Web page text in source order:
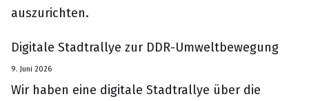
auszurichten.
Digitale Stadtrallye zur DDR-Umweltbewegung
9. Juni 2026
Wir haben eine digitale Stadtrallye über die